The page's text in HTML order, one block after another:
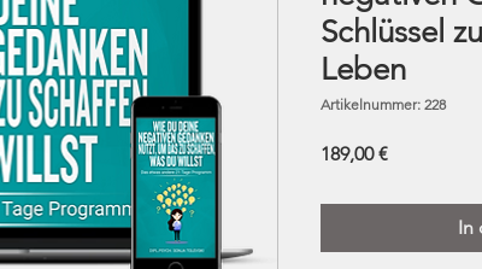
Schlüssel
Leben
Artikelnummer: 228
189,00 €Preis
In